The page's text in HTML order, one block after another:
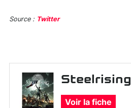
Source : Twitter
Steelrising
Voir la fiche